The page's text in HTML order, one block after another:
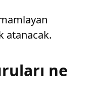
atanacak.
ne